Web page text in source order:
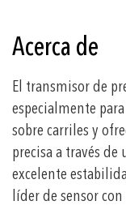
Acerca de
El transmisor de
especialmente
sobre carriles y
precisa a través
excelente
líder de sensor